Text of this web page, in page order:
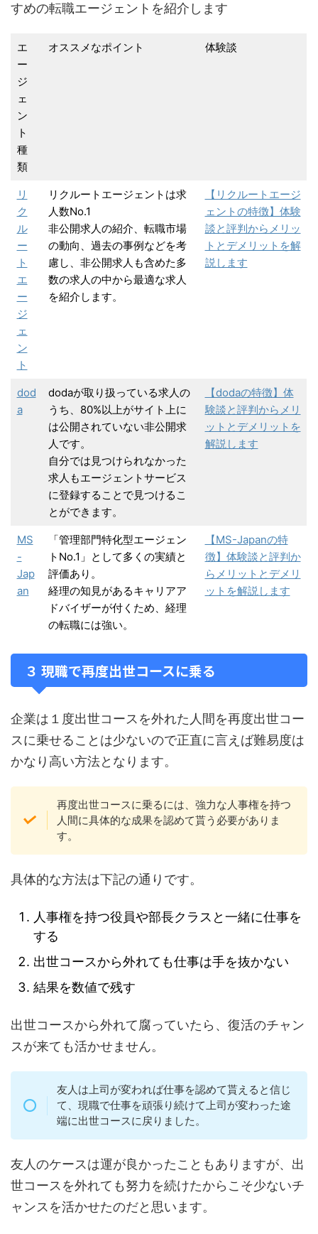
すめの転職エージェントを紹介します
エ
ー
ジ
ェ
ン
ト
種
類
オススメなポイント 体験談
リ
ク
ル
ー
ト
エ
ー
ジ
ェ
ン
ト
リクルートエージェントは求
人数No.1
非公開求人の紹介、転職市場
の動向、過去の事例などを考
慮し、非公開求人も含めた多
数の求人の中から最適な求人
を紹介します。
【リクルートエージ
ェントの特徴】体験
談と評判からメリッ
トとデメリットを解
説します
dod
a
dodaが取り扱っている求人の
うち、80%以上がサイト上に
は公開されていない非公開求
人です。
自分では見つけられなかった
求人もエージェントサービス
に登録することで見つけるこ
とができます。
【dodaの特徴】体
験談と評判からメリ
ットとデメリットを
解説します
MS
-
Jap
an
「管理部門特化型エージェン
トNo.1」として多くの実績と
評価あり。
経理の知見があるキャリアア
ドバイザーが付くため、経理
の転職には強い。
【MS-Japanの特
徴】体験談と評判か
らメリットとデメリ
ットを解説します
３ 現職で再度出世コースに乗る
企業は１度出世コースを外れた人間を再度出世コー
スに乗せることは少ないので正直に言えば難易度は
かなり高い方法となります。
再度出世コースに乗るには、強力な人事権を持つ
人間に具体的な成果を認めて貰う必要がありま
す。
具体的な方法は下記の通りです。
人事権を持つ役員や部長クラスと一緒に仕事を
する
出世コースから外れても仕事は手を抜かない
結果を数値で残す
出世コースから外れて腐っていたら、復活のチャン
スが来ても活かせません。
友人は上司が変われば仕事を認めて貰えると信じ
て、現職で仕事を頑張り続けて上司が変わった途
端に出世コースに戻りました。
友人のケースは運が良かったこともありますが、出
世コースを外れても努力を続けたからこそ少ないチ
ャンスを活かせたのだと思います。